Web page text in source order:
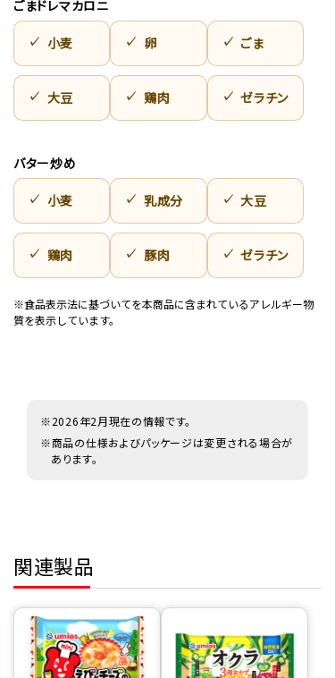
ごまドレマカロニ
小麦 卵 ごま
大豆 鶏肉 ゼラチン
バター炒め
小麦 乳成分 大豆
鶏肉 豚肉 ゼラチン
※食品表示法に基づいてを本商品に含まれているアレルギー物
質を表示しています。
※2026年2月現在の情報です。
※商品の仕様およびパッケージは変更される場合が
あります。
関連製品